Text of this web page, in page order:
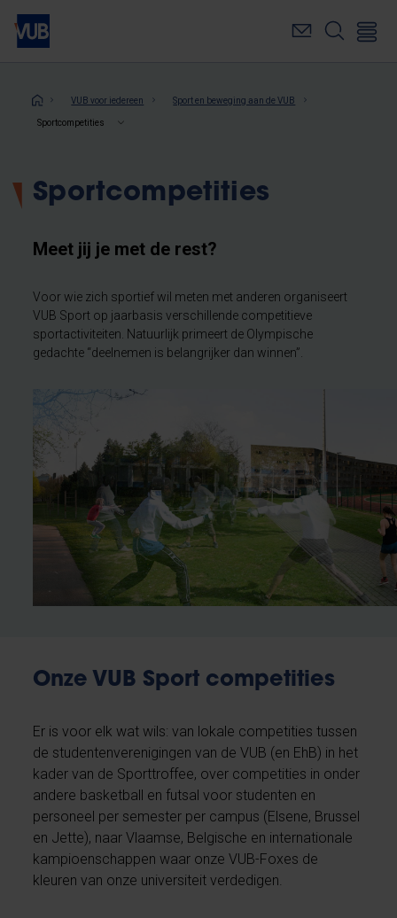
Overslaan
naar
inhoudKruimelpad
VUB voor iedereen Sport en beweging aan de VUB
Sportcompetities
Sportcompetities
Meet jij je met de rest?
Voor wie zich sportief wil meten met anderen organiseert
VUB Sport op jaarbasis verschillende competitieve
sportactiviteiten. Natuurlijk primeert de Olympische
gedachte “deelnemen is belangrijker dan winnen”.
Onze VUB Sport competities
Er is voor elk wat wils: van lokale competities tussen
de studentenverenigingen van de VUB (en EhB) in het
kader van de Sporttroffee, over competities in onder
andere basketball en futsal voor studenten en
personeel per semester per campus (Elsene, Brussel
en Jette), naar Vlaamse, Belgische en internationale
kampioenschappen waar onze VUB-Foxes de
kleuren van onze universiteit verdedigen.